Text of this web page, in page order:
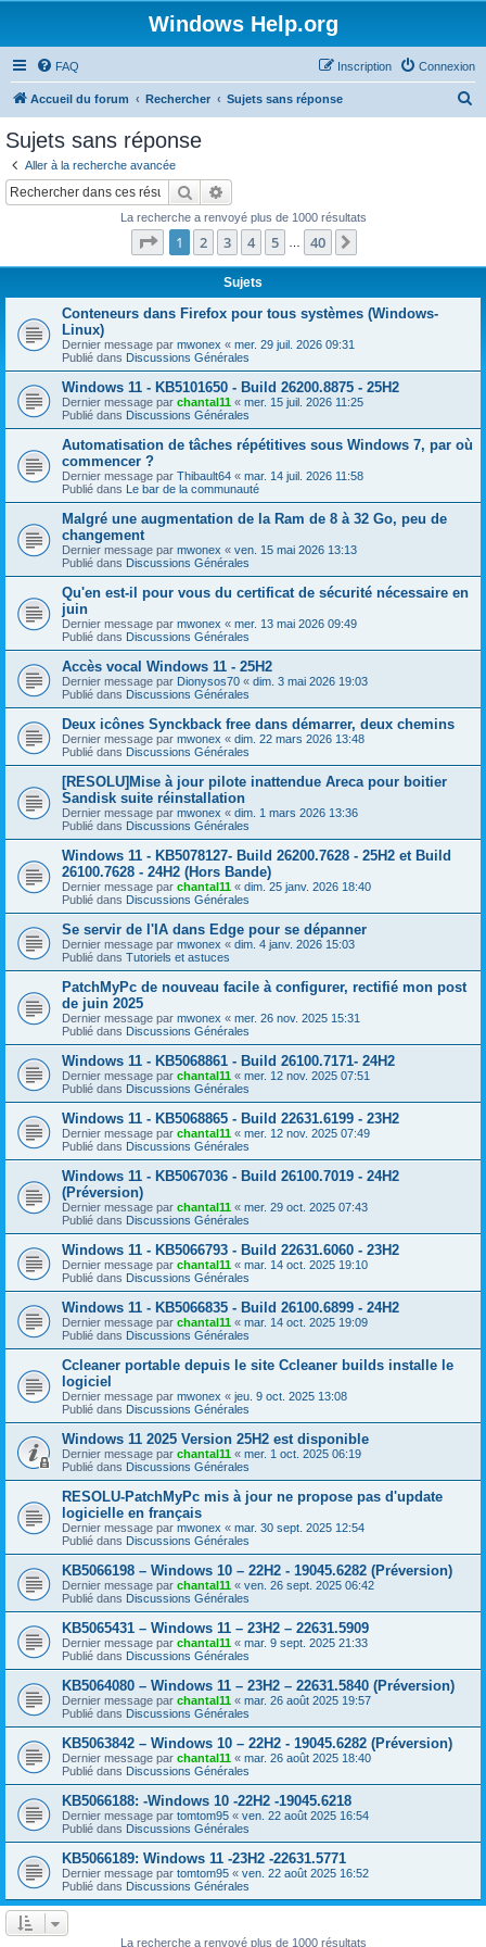
Windows Help.org
FAQ Connexion
Inscription
Accueil du forum Rechercher Sujets sans réponse
Sujets sans réponse
Aller à la recherche avancée
Rechercher
La recherche a renvoyé plus de 1000 résultats
Page 1sur40
1 2 3 4 5 40
Sujets
Conteneurs dans Firefox pour tous systèmes (Windows-
Linux)
Dernier message par mwonex « mer. 29 juil. 2026 09:31
Publié dans Discussions Générales
Windows 11 - KB5101650 - Build 26200.8875 - 25H2
Dernier message par chantal11 « mer. 15 juil. 2026 11:25
Publié dans Discussions Générales
Automatisation de tâches répétitives sous Windows 7, par où
commencer ?
Dernier message par Thibault64 « mar. 14 juil. 2026 11:58
Publié dans Le bar de la communauté
Malgré une augmentation de la Ram de 8 à 32 Go, peu de
changement
Dernier message par mwonex « ven. 15 mai 2026 13:13
Publié dans Discussions Générales
Qu'en est-il pour vous du certificat de sécurité nécessaire en
juin
Dernier message par mwonex « mer. 13 mai 2026 09:49
Publié dans Discussions Générales
Accès vocal Windows 11 - 25H2
Dernier message par Dionysos70 « dim. 3 mai 2026 19:03
Publié dans Discussions Générales
Deux icônes Synckback free dans démarrer, deux chemins
Dernier message par mwonex « dim. 22 mars 2026 13:48
Publié dans Discussions Générales
[RESOLU]Mise à jour pilote inattendue Areca pour boitier
Sandisk suite réinstallation
Dernier message par mwonex « dim. 1 mars 2026 13:36
Publié dans Discussions Générales
Windows 11 - KB5078127- Build 26200.7628 - 25H2 et Build
26100.7628 - 24H2 (Hors Bande)
Dernier message par chantal11 « dim. 25 janv. 2026 18:40
Publié dans Discussions Générales
Se servir de l'IA dans Edge pour se dépanner
Dernier message par mwonex « dim. 4 janv. 2026 15:03
Publié dans Tutoriels et astuces
PatchMyPc de nouveau facile à configurer, rectifié mon post
de juin 2025
Dernier message par mwonex « mer. 26 nov. 2025 15:31
Publié dans Discussions Générales
Windows 11 - KB5068861 - Build 26100.7171- 24H2
Dernier message par chantal11 « mer. 12 nov. 2025 07:51
Publié dans Discussions Générales
Windows 11 - KB5068865 - Build 22631.6199 - 23H2
Dernier message par chantal11 « mer. 12 nov. 2025 07:49
Publié dans Discussions Générales
Windows 11 - KB5067036 - Build 26100.7019 - 24H2
(Préversion)
Dernier message par chantal11 « mer. 29 oct. 2025 07:43
Publié dans Discussions Générales
Windows 11 - KB5066793 - Build 22631.6060 - 23H2
Dernier message par chantal11 « mar. 14 oct. 2025 19:10
Publié dans Discussions Générales
Windows 11 - KB5066835 - Build 26100.6899 - 24H2
Dernier message par chantal11 « mar. 14 oct. 2025 19:09
Publié dans Discussions Générales
Ccleaner portable depuis le site Ccleaner builds installe le
logiciel
Dernier message par mwonex « jeu. 9 oct. 2025 13:08
Publié dans Discussions Générales
Windows 11 2025 Version 25H2 est disponible
Dernier message par chantal11 « mer. 1 oct. 2025 06:19
Publié dans Discussions Générales
RESOLU-PatchMyPc mis à jour ne propose pas d'update
logicielle en français
Dernier message par mwonex « mar. 30 sept. 2025 12:54
Publié dans Discussions Générales
KB5066198 – Windows 10 – 22H2 - 19045.6282 (Préversion)
Dernier message par chantal11 « ven. 26 sept. 2025 06:42
Publié dans Discussions Générales
KB5065431 – Windows 11 – 23H2 – 22631.5909
Dernier message par chantal11 « mar. 9 sept. 2025 21:33
Publié dans Discussions Générales
KB5064080 – Windows 11 – 23H2 – 22631.5840 (Préversion)
Dernier message par chantal11 « mar. 26 août 2025 19:57
Publié dans Discussions Générales
KB5063842 – Windows 10 – 22H2 - 19045.6282 (Préversion)
Dernier message par chantal11 « mar. 26 août 2025 18:40
Publié dans Discussions Générales
KB5066188: -Windows 10 -22H2 -19045.6218
Dernier message par tomtom95 « ven. 22 août 2025 16:54
Publié dans Discussions Générales
KB5066189: Windows 11 -23H2 -22631.5771
Dernier message par tomtom95 « ven. 22 août 2025 16:52
Publié dans Discussions Générales
La recherche a renvoyé plus de 1000 résultats